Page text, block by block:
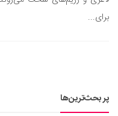
برای...
پر بحث‌ترین‌ها